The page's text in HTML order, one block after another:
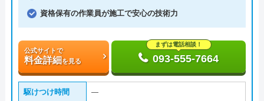
資格保有の作業員が施工で安心の技術力
公式サイトで
料金詳細 を見る
まずは電話相談！
093-555-7664
駆けつけ時間 ―